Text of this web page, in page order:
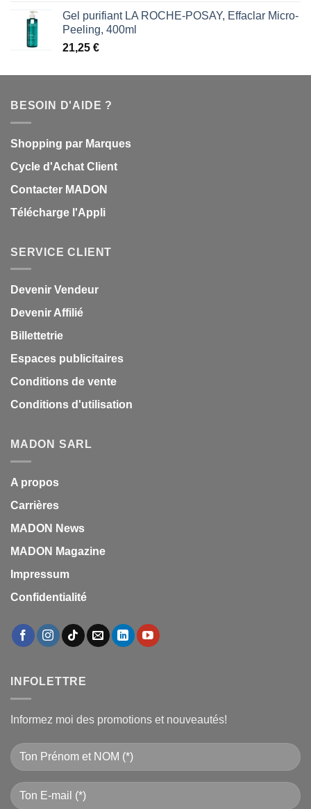
Gel purifiant LA ROCHE-POSAY, Effaclar Micro-
Peeling, 400ml
21,25 €
BESOIN D'AIDE ?
Shopping par Marques
Cycle d'Achat Client
Contacter MADON
Télécharge l'Appli
SERVICE CLIENT
Devenir Vendeur
Devenir Affilié
Billettetrie
Espaces publicitaires
Conditions de vente
Conditions d'utilisation
MADON SARL
A propos
Carrières
MADON News
MADON Magazine
Impressum
Confidentialité
INFOLETTRE
Informez moi des promotions et nouveautés!